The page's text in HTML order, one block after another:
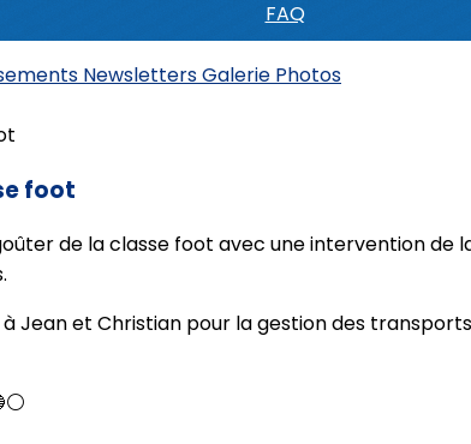
FAQ
NewslettersGalerie Photos
foot
de la classe foot avec une intervention de
Jean et Christian pour la gestion des